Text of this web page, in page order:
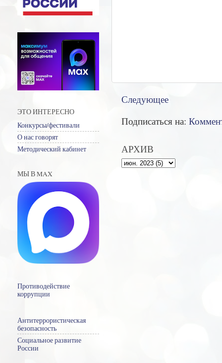
Следующее
Подписаться на:
АРХИВ
ЭТО ИНТЕРЕСНО
Конкурсы/фестивали
О нас говорят
Методический кабинет
МЫ В MAX
Противодействие
коррупции
Антитеррористическая
безопасность
Социальное развитие
России